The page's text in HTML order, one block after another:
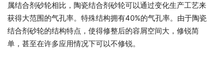
属结合剂砂轮相比，陶瓷结合剂砂轮可以通过变化生产工艺来
获得大范围的气孔率。特殊结构拥有40%的气孔率。由于陶瓷
结合剂砂轮的结构特点，使得修整后的容屑空间大，修锐简
单，甚至在许多应用情况下可以不修锐。